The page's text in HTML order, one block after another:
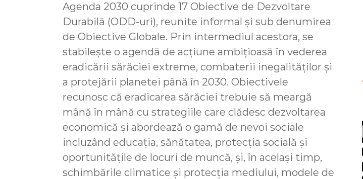
Agenda 2030 cuprinde 17 Obiective de Dezvoltare
Durabilă (ODD-uri), reunite informal şi sub denumirea
de Obiective Globale. Prin intermediul acestora, se
stabileşte o agendă de acţiune ambiţioasă în vederea
eradicării sărăciei extreme, combaterii inegalităţilor şi
a protejării planetei până în 2030. Obiectivele
recunosc că eradicarea sărăciei trebuie să meargă
mână în mână cu strategiile care clădesc dezvoltarea
economică și abordează o gamă de nevoi sociale
incluzând educația, sănătatea, protecția socială și
oportunitățile de locuri de muncă, și, în același timp,
schimbările climatice și protecția mediului, modele de